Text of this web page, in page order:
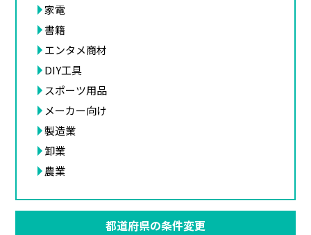
家電
書籍
エンタメ商材
DIY工具
スポーツ用品
メーカー向け
製造業
卸業
農業
都道府県の条件変更